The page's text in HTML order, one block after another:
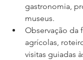
gastronomia,
museus.
Observação da
agrícolas,
visitas guiadas